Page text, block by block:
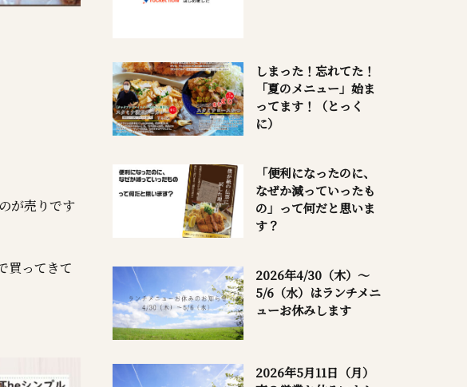
が売りです
買ってきて
しまった！忘れてた！
「夏のメニュー」始ま
ってます！（とっく
に）
「便利になったのに、
なぜか減っていったも
の」って何だと思いま
す？
2026年4/30（木）～
5/6（水）はランチメニ
ューお休みします
2026年5月11日（月）